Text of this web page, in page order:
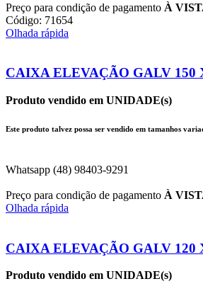
Preço para condição de pagamento À
Código: 71654
Olhada rápida
CAIXA ELEVAÇÃO GALV 150
Produto vendido em UNIDADE(s)
Este produto talvez possa ser vendido em tamanhos
Whatsapp (48) 98403-9291
Preço para condição de pagamento À
Olhada rápida
CAIXA ELEVAÇÃO GALV 120
Produto vendido em UNIDADE(s)